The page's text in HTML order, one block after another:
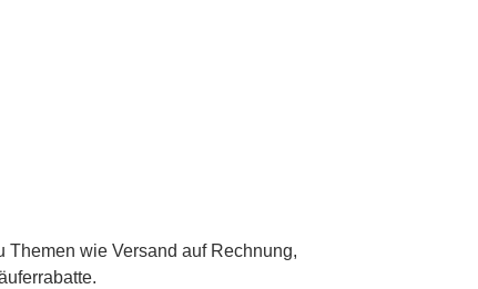
Themen wie Versand auf Rechnung,